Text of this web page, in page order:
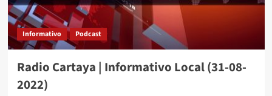
Informativo Podcast
Radio Cartaya | Informativo Local (31-08-
2022)